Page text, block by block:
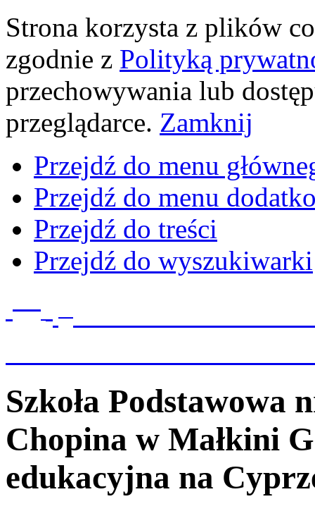
Strona korzysta z plików
zgodnie z Polityką
przechowywania lub
przeglądarce. Zamknij
Przejdź do menu
Przejdź do menu
Przejdź do treści
Przejdź do wyszukiwarki
Szkoła Podstawowa
Chopina w Małkini
edukacyjna na